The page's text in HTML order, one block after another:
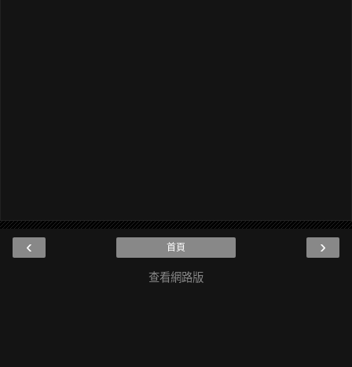
‹ ›
首頁
查看網路版